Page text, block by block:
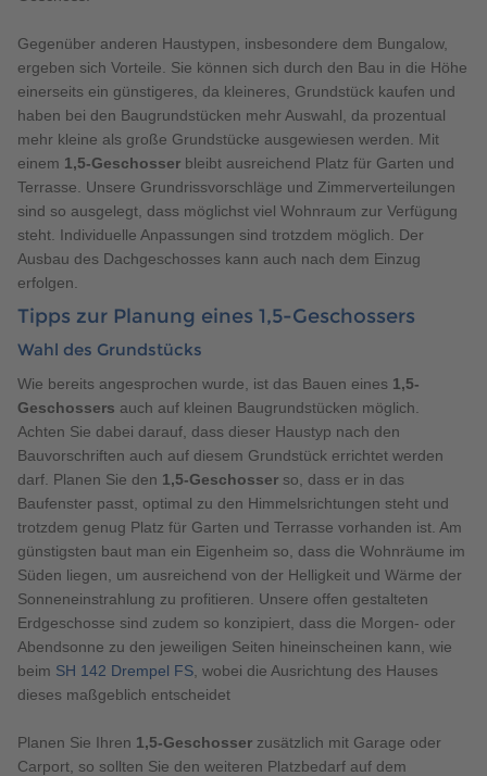
Gegenüber anderen Haustypen, insbesondere dem Bungalow,
ergeben sich Vorteile. Sie können sich durch den Bau in die Höhe
einerseits ein günstigeres, da kleineres, Grundstück kaufen und
haben bei den Baugrundstücken mehr Auswahl, da prozentual
mehr kleine als große Grundstücke ausgewiesen werden. Mit
einem 1,5-Geschosser bleibt ausreichend Platz für Garten und
Terrasse. Unsere Grundrissvorschläge und Zimmerverteilungen
sind so ausgelegt, dass möglichst viel Wohnraum zur Verfügung
steht. Individuelle Anpassungen sind trotzdem möglich. Der
Ausbau des Dachgeschosses kann auch nach dem Einzug
erfolgen.
Tipps zur Planung eines 1,5-Geschossers
Wahl des Grundstücks
Wie bereits angesprochen wurde, ist das Bauen eines 1,5-
Geschossers auch auf kleinen Baugrundstücken möglich.
Achten Sie dabei darauf, dass dieser Haustyp nach den
Bauvorschriften auch auf diesem Grundstück errichtet werden
darf. Planen Sie den 1,5-Geschosser so, dass er in das
Baufenster passt, optimal zu den Himmelsrichtungen steht und
trotzdem genug Platz für Garten und Terrasse vorhanden ist. Am
günstigsten baut man ein Eigenheim so, dass die Wohnräume im
Süden liegen, um ausreichend von der Helligkeit und Wärme der
Sonneneinstrahlung zu profitieren. Unsere offen gestalteten
Erdgeschosse sind zudem so konzipiert, dass die Morgen- oder
Abendsonne zu den jeweiligen Seiten hineinscheinen kann, wie
beim SH 142 Drempel FS wobei die Ausrichtung des Hauses
dieses maßgeblich entscheidet
Planen Sie Ihren 1,5-Geschosser zusätzlich mit Garage oder
Carport, so sollten Sie den weiteren Platzbedarf auf dem